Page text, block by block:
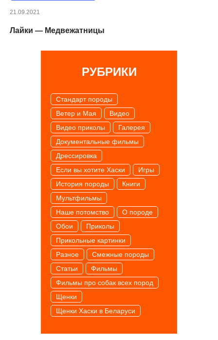
21.09.2021
Лайки — Медвежатницы
РУБРИКИ
Cтандарт породы
Ветер и Мая
Видео
Видео приколы
Галерея
Документальные фильмы
Дрессировка
Если вы хотите Хаски
Игры
История породы
Книги
Мультфильмы
Наше потомство
О породе
Обои
Приколы
Прикольные картинки
Разное
Смежные породы
Статьи
Фильмы
Фильмы про собак всех пород
Щенки
Щенки Хаски в Беларуси